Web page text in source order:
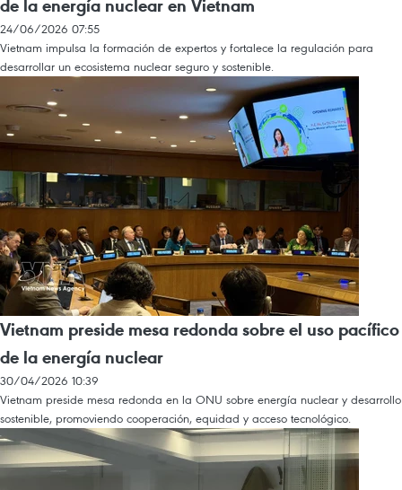
de la energía nuclear en Vietnam
24/06/2026 07:55
Vietnam impulsa la formación de expertos y fortalece la regulación para
desarrollar un ecosistema nuclear seguro y sostenible.
Vietnam preside mesa redonda sobre el uso pacífico
de la energía nuclear
30/04/2026 10:39
Vietnam preside mesa redonda en la ONU sobre energía nuclear y desarrollo
sostenible, promoviendo cooperación, equidad y acceso tecnológico.